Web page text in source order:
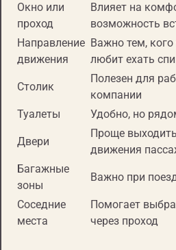
Окно или
проход
Влияет на
возможность
Направление
движения
Важно тем,
любит ехать
Столик
Полезен для
компании
Туалеты
Удобно, но
Двери
Проще
движения
Багажные
зоны
Важно при
Соседние
места
Помогает
через проход